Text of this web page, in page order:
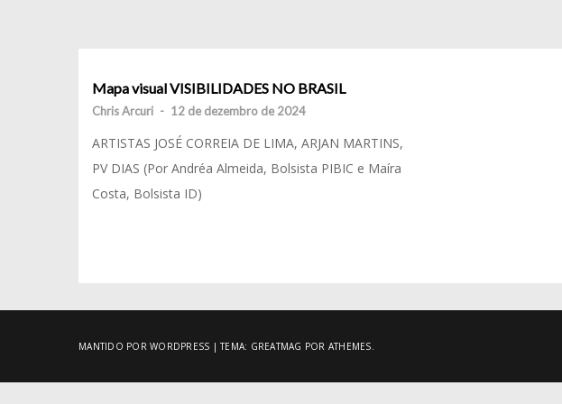
Mapa visual VISIBILIDADES NO BRASIL
Chris Arcuri - 12 de dezembro de 2024
ARTISTAS JOSÉ CORREIA DE LIMA, ARJAN MARTINS,
PV DIAS (Por Andréa Almeida, Bolsista PIBIC e Maíra
Costa, Bolsista ID)
MANTIDO POR WORDPRESS |TEMA: GREATMAG POR ATHEMES.